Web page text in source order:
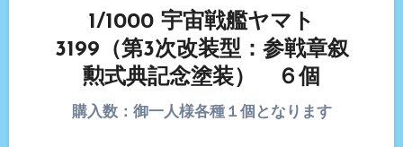
1/1000 宇宙戦艦ヤマト
3199（第3次改装型：参戦章叙
勲式典記念塗装） ６個
購入数：御一人様各種１個となります